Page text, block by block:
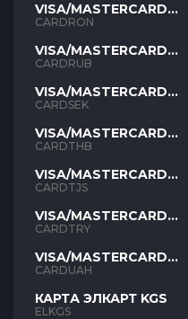
VISA/MASTERCARD
RON
CARDRON
VISA/MASTERCARD
RUB
CARDRUB
VISA/MASTERCARD
SEK
CARDSEK
VISA/MASTERCARD
THB
CARDTHB
VISA/MASTERCARD
TJS
CARDTJS
VISA/MASTERCARD
TYR
CARDTRY
VISA/MASTERCARD
UAH
CARDUAH
КАРТА ЭЛКАРТ KGS
ELKGS